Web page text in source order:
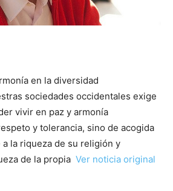
en la diversidad
sociedades occidentales exige
vivir en paz y armonía
y tolerancia, sino de acogida
la riqueza de su religión y
de la propia Ver noticia original